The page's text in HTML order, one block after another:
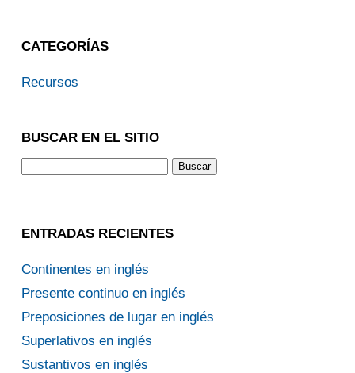
CATEGORÍAS
Recursos
BUSCAR EN EL SITIO
ENTRADAS RECIENTES
Continentes en inglés
Presente continuo en inglés
Preposiciones de lugar en inglés
Superlativos en inglés
Sustantivos en inglés